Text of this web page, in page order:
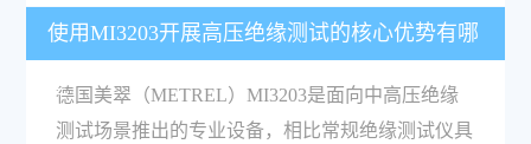
使用MI3203开展高压绝缘测试的核心优势有哪
些？
德国美翠（METREL）MI3203是面向中高压绝缘
测试场景推出的专业设备，相比常规绝缘测试仪具